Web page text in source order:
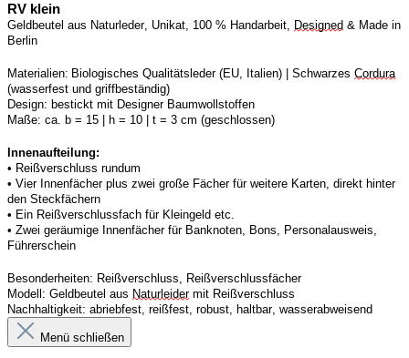
RV klein
Geldbeutel aus Naturleder, Unikat, 100 % Handarbeit, Designed & Made in
Berlin
Materialien: Biologisches Qualitätsleder (EU, Italien) | Schwarzes Cordura
(wasserfest und griffbeständig)
Design: bestickt mit Designer Baumwollstoffen
Maße: ca. b = 15 | h = 10 | t = 3 cm (geschlossen)
Innenaufteilung:
• Reißverschluss rundum
• Vier Innenfächer plus zwei große Fächer für weitere Karten, direkt hinter
den Steckfächern
• Ein Reißverschlussfach für Kleingeld etc.
• Zwei geräumige Innenfächer für Banknoten, Bons, Personalausweis,
Führerschein
Besonderheiten: Reißverschluss, Reißverschlussfächer
Modell: Geldbeutel aus Naturleider mit Reißverschluss
Nachhaltigkeit: abriebfest, reißfest, robust, haltbar, wasserabweisend
Menü schließen